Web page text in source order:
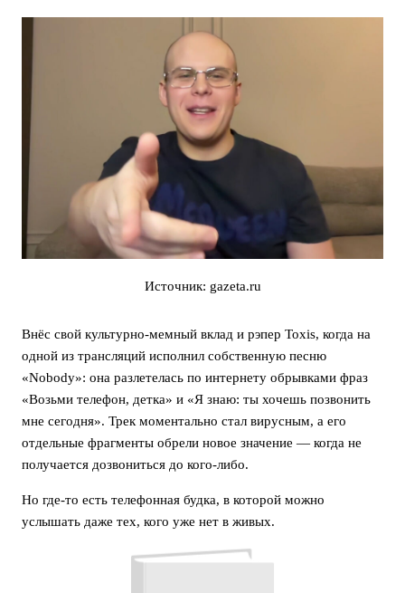
Источник: gazeta.ru
Внёс свой культурно-мемный вклад и рэпер Toxis, когда на
одной из трансляций исполнил собственную песню
«Nobody»: она разлетелась по интернету обрывками фраз
«Возьми телефон, детка» и «Я знаю: ты хочешь позвонить
мне сегодня». Трек моментально стал вирусным, а его
отдельные фрагменты обрели новое значение — когда не
получается дозвониться до кого-либо.
Но где-то есть телефонная будка, в которой можно
услышать даже тех, кого уже нет в живых.